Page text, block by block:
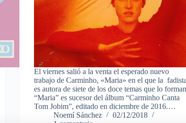
El viernes salió a la venta el esperado nuevo
trabajo de Carminho, «Maria» en el que la fadista
es autora de siete de los doce temas que lo
“Maria” es sucesor del álbum “Carminho Canta
Tom Jobim”, editado en diciembre de 2016.…
Noemí Sánchez
02/12/2018